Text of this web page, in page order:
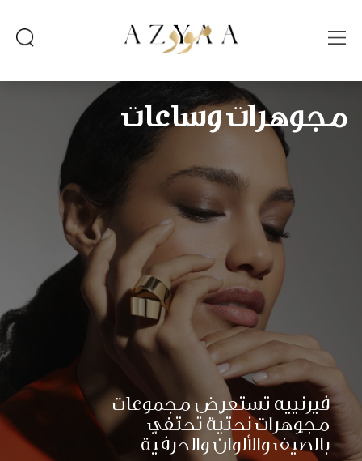
مجوهرات وساعات
فيرنييه تستعرض مجموعات
مجوهرات نحتيّة تحتفي
بالصّيف والألوان والحرفيّة